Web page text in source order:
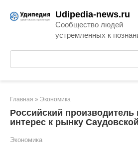
Udipedia-news.ru
Сообщество людей
устремленных к
Главная » Экономика
Российский
интерес к рынку
Экономика